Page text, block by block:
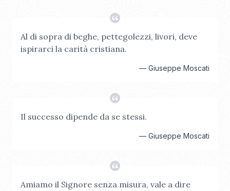
Al di sopra di beghe, pettegolezzi, livori, deve
ispirarci la carità cristiana.
— Giuseppe Moscati
Il successo dipende da se stessi.
— Giuseppe Moscati
Amiamo il Signore senza misura, vale a dire